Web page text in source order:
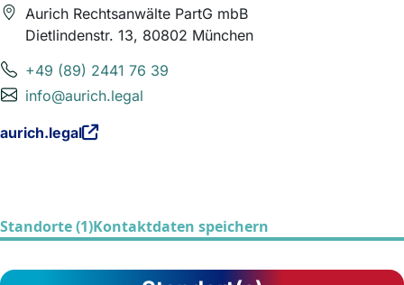
Aurich Rechtsanwälte PartG mbB
Dietlindenstr. 13, 80802 München
+49 (89) 2441 76 39
info@aurich.legal
aurich.legal
Standorte (1)Kontaktdaten speichern